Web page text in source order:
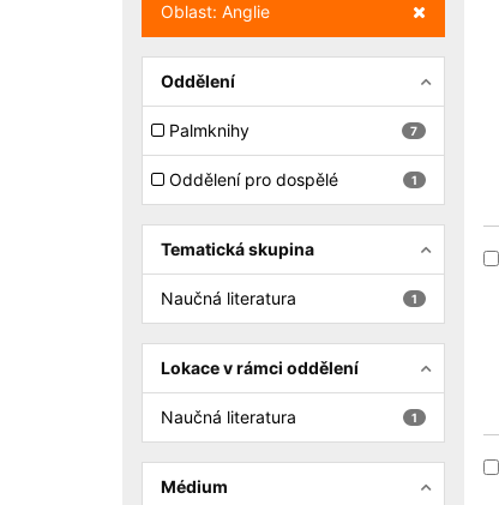
Zrušit filtr
Oblast: Anglie
Oddělení
7
Palmknihy
1
Oddělení pro dospělé
Tematická skupina
1
Naučná literatura
Lokace v rámci oddělení
1
Naučná literatura
Médium